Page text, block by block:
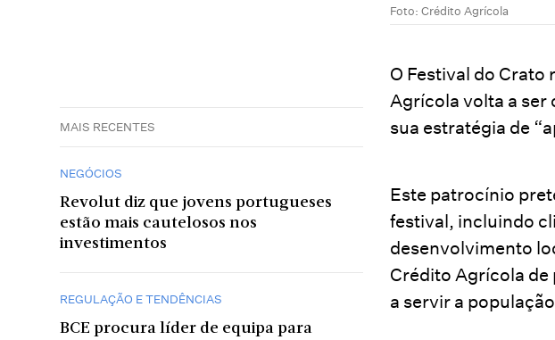
MAIS RECENTES
NEGÓCIOS
Revolut diz que jovens portugueses
estão mais cautelosos nos
investimentos
REGULAÇÃO E TENDÊNCIAS
BCE procura líder de equipa para
Foto: Crédito Agrícola
O Festival do Crato
Agrícola volta a ser
sua estratégia de
Este patrocínio
festival, incluindo
desenvolvimento
Crédito Agrícola de
a servir a